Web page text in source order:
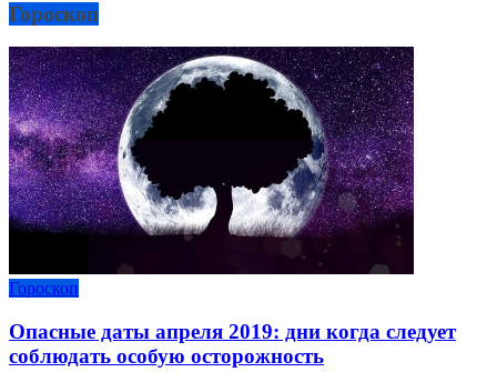
Гороскоп
Гороскоп
Опасные даты апреля 2019: дни когда следует
соблюдать особую осторожность